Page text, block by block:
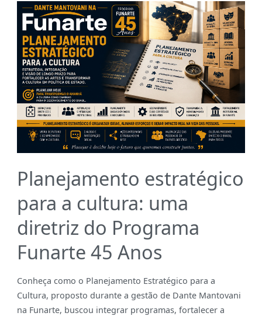
Planejamento estratégico
para a cultura: uma
diretriz do Programa
Funarte 45 Anos
Conheça como o Planejamento Estratégico para a
Cultura, proposto durante a gestão de Dante Mantovani
na Funarte, buscou integrar programas, fortalecer a